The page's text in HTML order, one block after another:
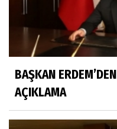
BAŞKAN
AÇIKLAMA